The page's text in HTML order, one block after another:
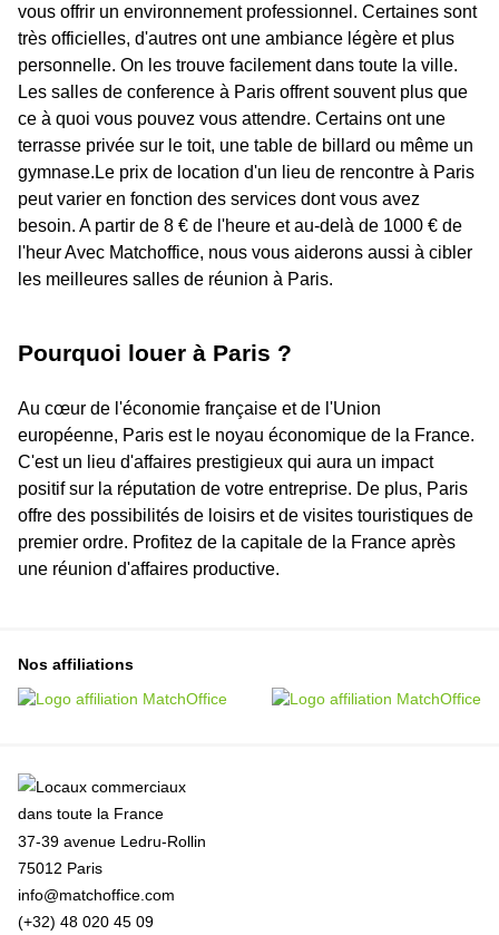
vous offrir un environnement professionnel. Certaines sont
très officielles, d'autres ont une ambiance légère et plus
personnelle. On les trouve facilement dans toute la ville.
Les salles de conference à Paris offrent souvent plus que
ce à quoi vous pouvez vous attendre. Certains ont une
terrasse privée sur le toit, une table de billard ou même un
gymnase.Le prix de location d'un lieu de rencontre à Paris
peut varier en fonction des services dont vous avez
besoin. A partir de 8 € de l'heure et au-delà de 1000 € de
l'heur Avec Matchoffice, nous vous aiderons aussi à cibler
les meilleures salles de réunion à Paris.
Pourquoi louer à Paris ?
Au cœur de l'économie française et de l'Union
européenne, Paris est le noyau économique de la France.
C'est un lieu d'affaires prestigieux qui aura un impact
positif sur la réputation de votre entreprise. De plus, Paris
offre des possibilités de loisirs et de visites touristiques de
premier ordre. Profitez de la capitale de la France après
une réunion d'affaires productive.
Nos affiliations
37-39 avenue Ledru-Rollin
75012 Paris
info@matchoffice.com
(+32) 48 020 45 09